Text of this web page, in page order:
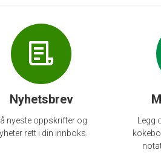
Nyhetsbrev
nyeste oppskrifter og
rett i din innboks.
Legg